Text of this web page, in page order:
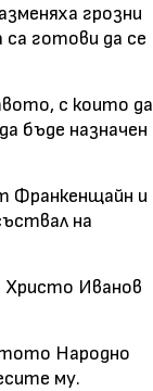
грозни
готови да се
с които да
бъде назначен
Франкенщайн и
на
Иванов
тото Народно
му.